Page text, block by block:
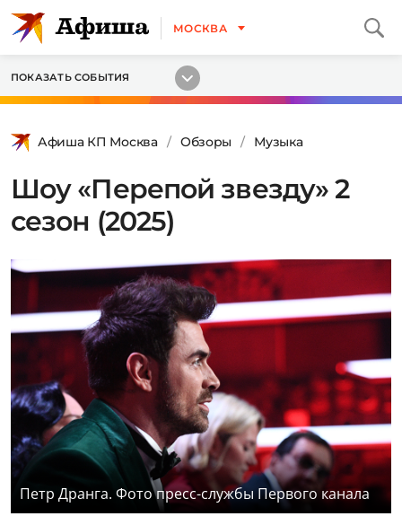
МОСКВА
ПОКАЗАТЬ СОБЫТИЯ
Афиша КП Москва Обзоры Музыка
Шоу «Перепой звезду» 2
сезон (2025)
Петр Дранга. Фото пресс-службы Первого канала